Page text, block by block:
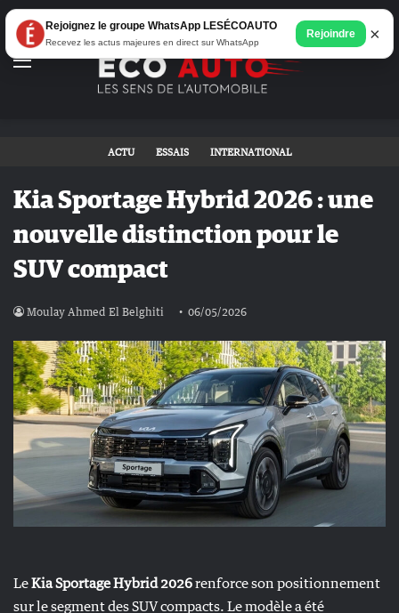
Menu
ACTU ESSAIS INTERNATIONAL
Kia Sportage Hybrid 2026 : une
nouvelle distinction pour le
SUV compact
Moulay Ahmed El Belghiti 06/05/2026
LeKia Sportage Hybrid 2026renforce son positionnement
sur le segment des SUV compacts. Le modèle a été
Rejoignez le groupe WhatsApp LESÉCOAUTO
Recevez les actus majeures en direct sur WhatsApp
Rejoindre ×